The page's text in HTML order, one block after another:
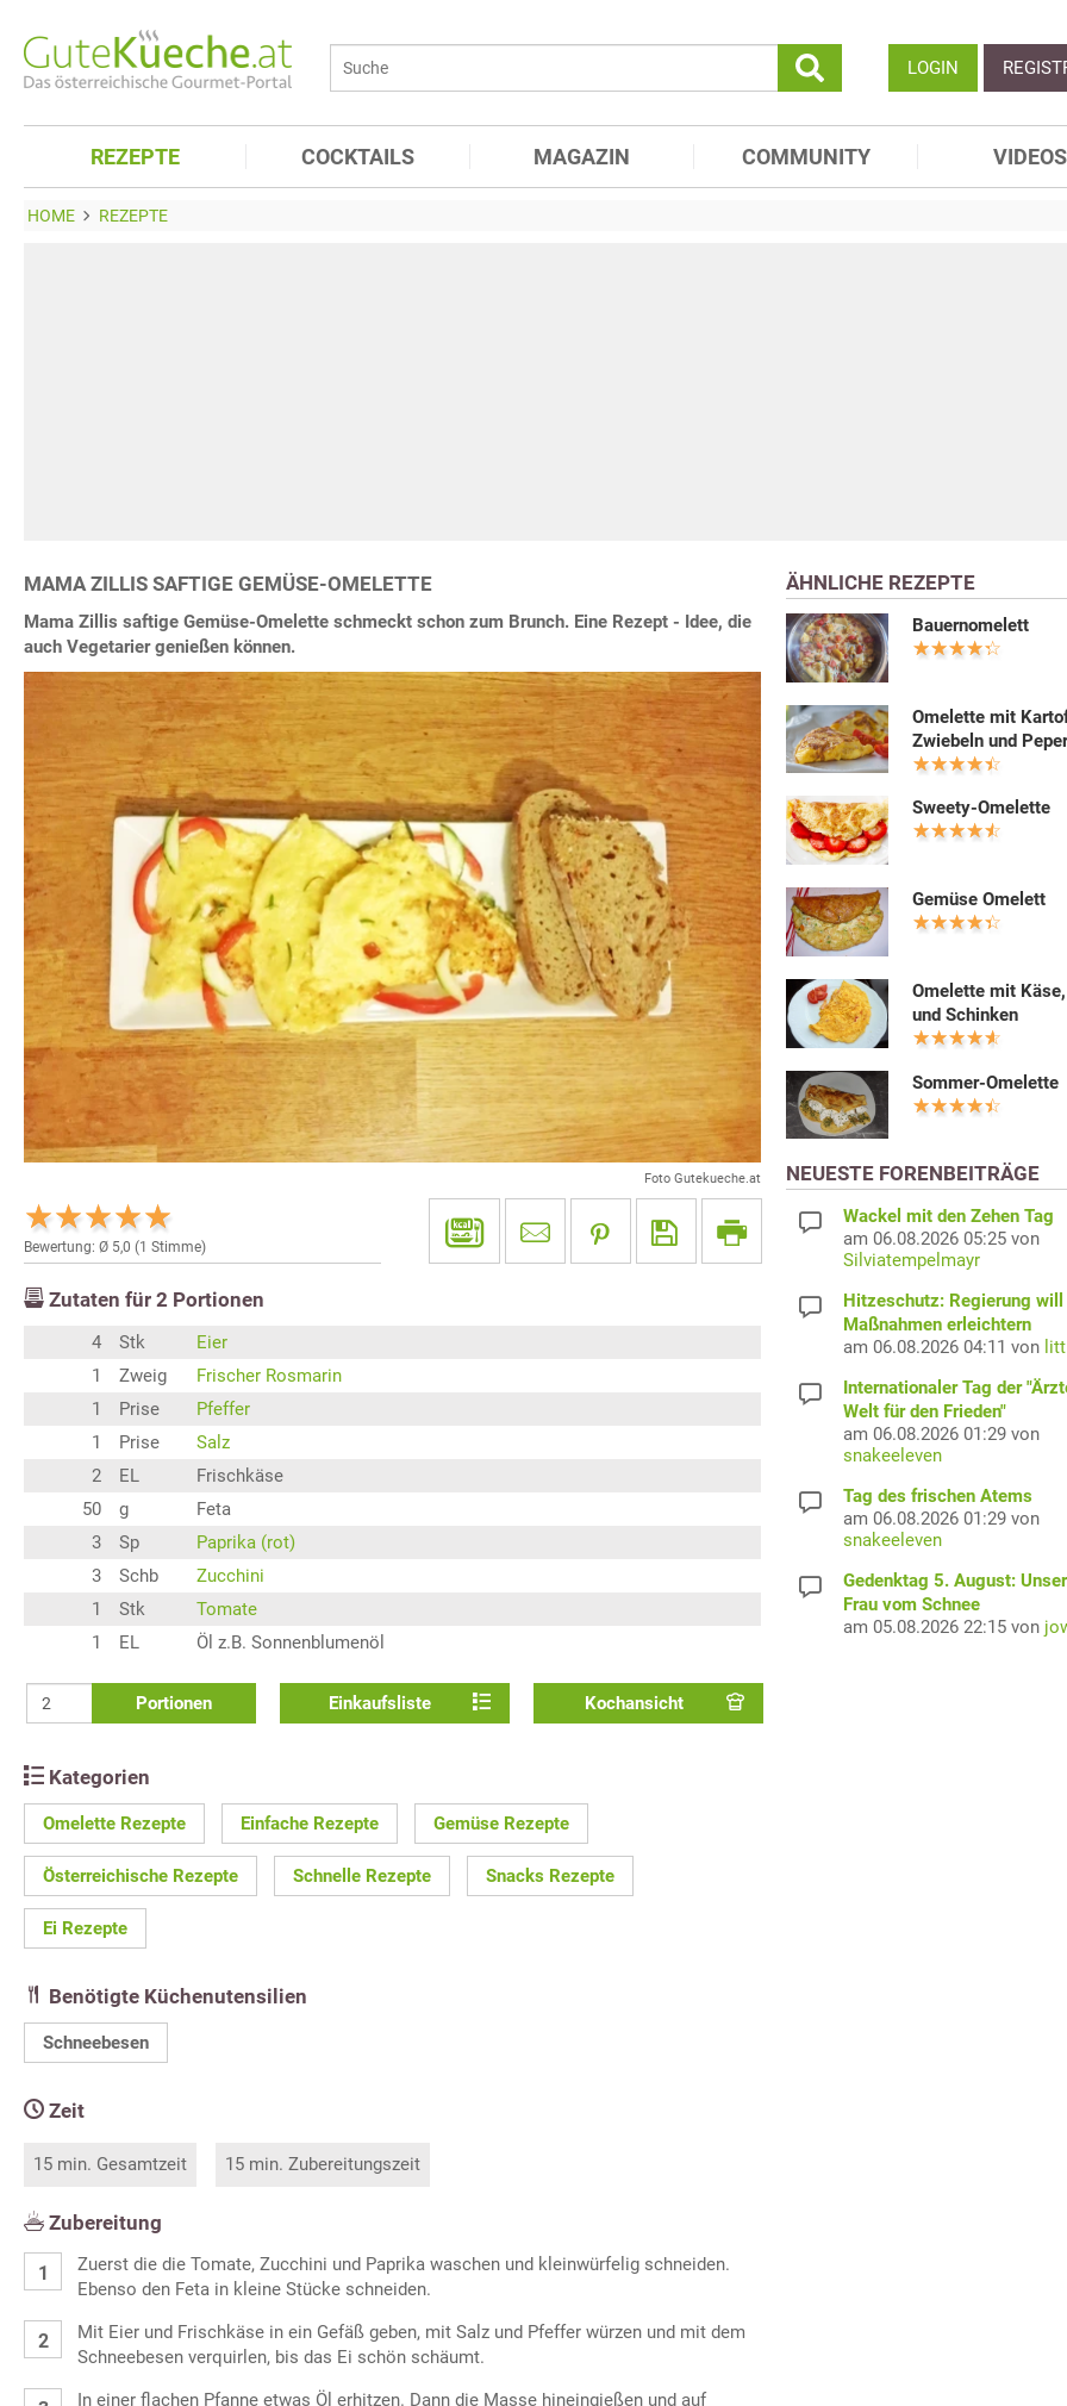
LOGIN
REZEPTE COCKTAILS MAGAZIN COMMUNITY VIDEOS
HOME REZEPTE
MAMA ZILLIS SAFTIGE GEMÜSE-OMELETTE
Mama Zillis saftige Gemüse-Omelette schmeckt schon zum Brunch. Eine Rezept - Idee, die
auch Vegetarier genießen können.
Foto Gutekueche.at
Bewertung: Ø 5,0 (1 Stimme)
Zutaten für 2 Portionen
4 Stk
Eier
1
Zweig
Frischer Rosmarin
1
Prise
Pfeffer
1
Prise
Salz
2
EL
Frischkäse
50
g
Feta
3
Sp
Paprika (rot)
3
Schb
Zucchini
1
Stk
Tomate
1
EL Öl z.B. Sonnenblumenöl
Portionen Einkaufsliste Kochansicht
Kategorien
Omelette Rezepte Einfache Rezepte Gemüse Rezepte
Österreichische Rezepte Schnelle Rezepte Snacks Rezepte
Ei Rezepte
Benötigte Küchenutensilien
Schneebesen
Zeit
15 min. Gesamtzeit 15 min. Zubereitungszeit
Zubereitung
Zuerst die die Tomate, Zucchini und Paprika waschen und kleinwürfelig schneiden.
Ebenso den Feta in kleine Stücke schneiden.
Mit Eier und Frischkäse in ein Gefäß geben, mit Salz und Pfeffer würzen und mit dem
Schneebesen verquirlen, bis das Ei schön schäumt.
In einer flachen Pfanne etwas Öl erhitzen. Dann die Masse hineingießen und auf
ÄHNLICHE REZEPTE
Bauernomelett
Omelette mit
Zwiebeln und
Sweety-Omelette
Gemüse Omelett
Omelette mit
und Schinken
Sommer-Omelette
NEUESTE FORENBEITRÄGE
Wackel mit den Zehen Tag
am 06.08.2026 05:25 von
Silviatempelmayr
Hitzeschutz: Regierung will
Maßnahmen erleichtern
am 06.08.2026 04:11 von
Internationaler Tag der
Welt für den Frieden"
am 06.08.2026 01:29 von
snakeeleven
Tag des frischen Atems
am 06.08.2026 01:29 von
snakeeleven
Gedenktag 5. August:
Frau vom Schnee
am 05.08.2026 22:15 von